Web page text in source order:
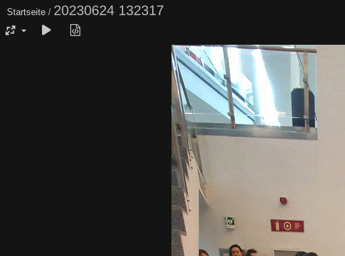
Startseite / 20230624 132317